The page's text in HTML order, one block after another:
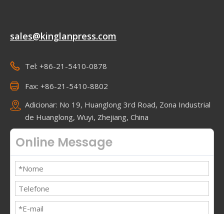
sales@kinglanpress.com
Tel: +86-21-5410-0878
Fax: +86-21-5410-8802
Adicionar: No 19, Huanglong 3rd Road, Zona Industrial
de Huanglong, Wuyi, Zhejiang, China
Online Message